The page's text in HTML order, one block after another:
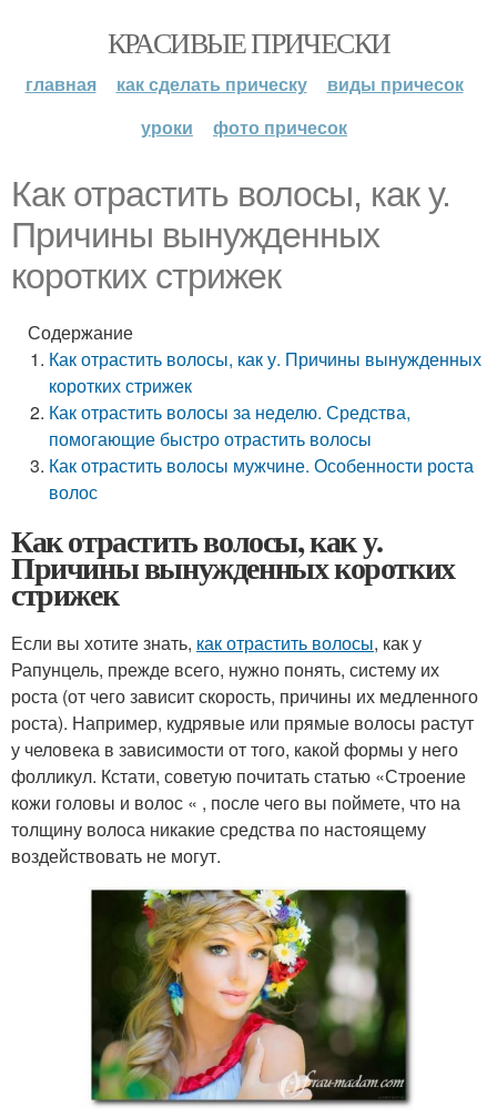
КРАСИВЫЕ ПРИЧЕСКИ
главная как сделать прическу
виды причесок
уроки
фото причесок
Как отрастить волосы, как у.
Причины вынужденных
коротких стрижек
Содержание
Как отрастить волосы, как у. Причины вынужденных
коротких стрижек
Как отрастить волосы за неделю. Средства,
помогающие быстро отрастить волосы
Как отрастить волосы мужчине. Особенности роста
волос
Как отрастить волосы, как у.
Причины вынужденных коротких
стрижек
Если вы хотите знать, как отрастить волосы, как у
Рапунцель, прежде всего, нужно понять, систему их
роста (от чего зависит скорость, причины их медленного
роста). Например, кудрявые или прямые волосы растут
у человека в зависимости от того, какой формы у него
фолликул. Кстати, советую почитать статью «Строение
кожи головы и волос « , после чего вы поймете, что на
толщину волоса никакие средства по настоящему
воздействовать не могут.